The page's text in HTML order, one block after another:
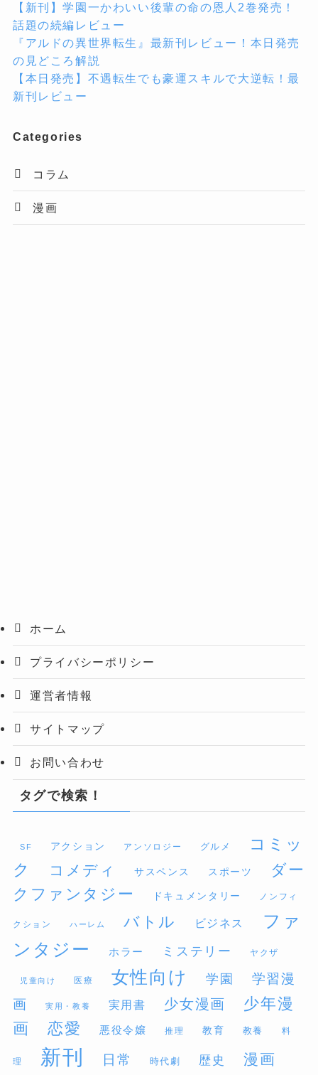
【新刊】学園一かわいい後輩の命の恩人2巻発売！
話題の続編レビュー
『アルドの異世界転生』最新刊レビュー！本日発売
の見どころ解説
【本日発売】不遇転生でも豪運スキルで大逆転！最
新刊レビュー
Categories
コラム
漫画
ホーム
プライバシーポリシー
運営者情報
サイトマップ
お問い合わせ
タグで検索！
SF アクション アンソロジー グルメ
コミッ
ク
コメディ サスペンス スポーツ
ダー
クファンタジー
ドキュメンタリー ノンフィ
クション ハーレム バトル ビジネス
ファ
ンタジー
ホラー ミステリー ヤクザ
児童向け 医療 女性向け 学園
学習漫
画
実用・教養 実用書 少女漫画
少年漫
画
恋愛 悪役令嬢 推理 教育 教養 料
理 新刊 日常 時代劇 歴史 漫画